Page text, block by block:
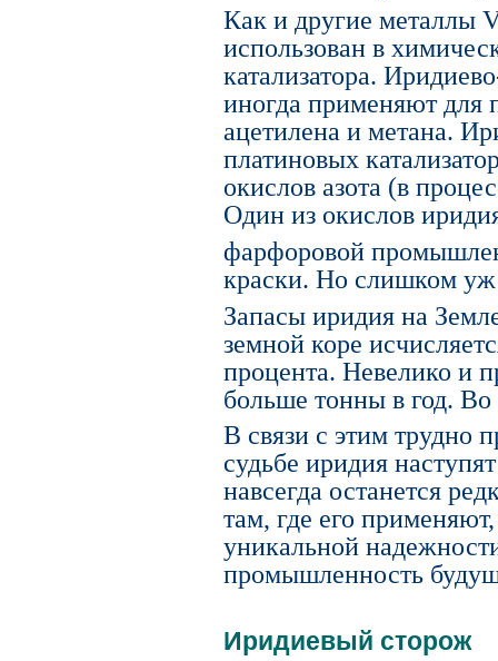
Как и другие металлы
использован в
катализатора.
иногда применяют для
ацетилена и метана.
платиновых
окислов азота (в
Один из окислов
фарфоровой
краски. Но слишком уж
Запасы иридия на
земной коре
процента. Невелико и
больше тонны в год.
В связи с этим трудно
судьбе иридия
навсегда останется
там, где его
уникальной
промышленность
Иридиевый сторож